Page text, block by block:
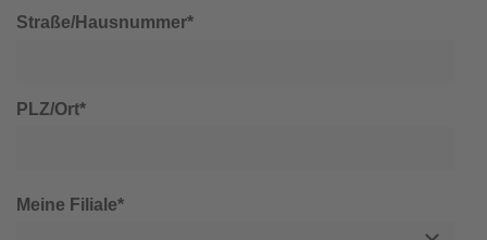
Straße/Hausnummer*
PLZ/Ort*
Meine Filiale*